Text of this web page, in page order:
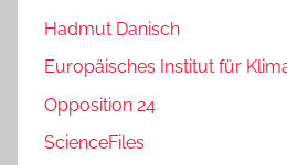
Hadmut Danisch
Europäisches Institut für
Opposition 24
ScienceFiles